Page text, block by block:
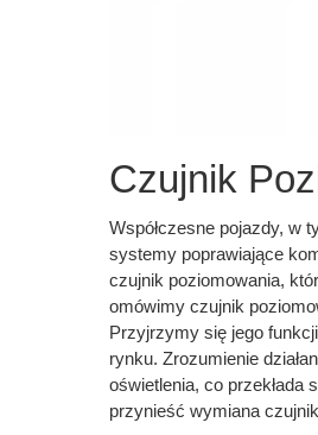
Czujnik
Współczesne pojazdy, w
systemy poprawiające
czujnik poziomowania,
omówimy czujnik
Przyjrzymy się jego
rynku. Zrozumienie
oświetlenia, co przekłada
przynieść wymiana